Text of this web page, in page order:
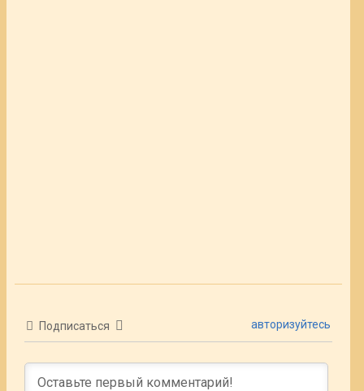
Подписаться авторизуйтесь